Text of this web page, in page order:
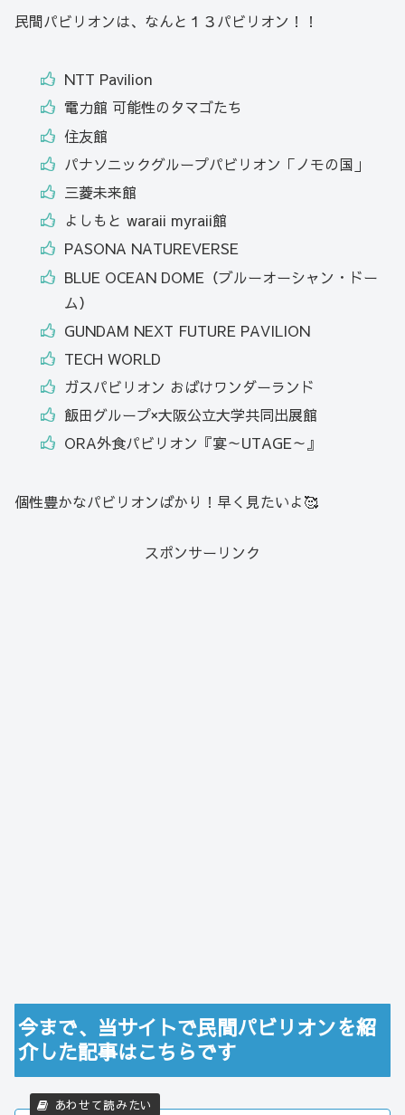
民間パビリオンは、なんと１３パビリオン！！
NTT Pavilion
電力館 可能性のタマゴたち
住友館
パナソニックグループパビリオン「ノモの国」
三菱未来館
よしもと waraii myraii館
PASONA NATUREVERSE
BLUE OCEAN DOME（ブルーオーシャン・ドー
ム）
GUNDAM NEXT FUTURE PAVILION
TECH WORLD
ガスパビリオン おばけワンダーランド
飯田グループ×大阪公立大学共同出展館
ORA外食パビリオン『宴～UTAGE～』
個性豊かなパビリオンばかり！早く見たいよ🥰
スポンサーリンク
今まで、当サイトで民間パビリオンを紹
介した記事はこちらです